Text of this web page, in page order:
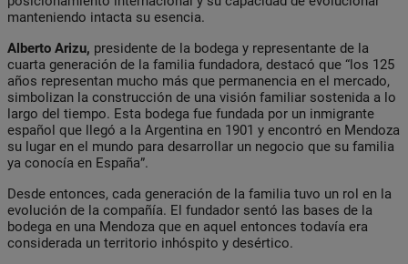
manteniendo intacta su esencia.
Alberto Arizu, presidente de la bodega y representante de la
cuarta generación de la familia fundadora, destacó que “los 125
años representan mucho más que permanencia en el mercado,
simbolizan la construcción de una visión familiar sostenida a lo
largo del tiempo. Esta bodega fue fundada por un inmigrante
español que llegó a la Argentina en 1901 y encontró en Mendoza
su lugar en el mundo para desarrollar un negocio que su familia
ya conocía en España”.
Desde entonces, cada generación de la familia tuvo un rol en la
evolución de la compañía. El fundador sentó las bases de la
bodega en una Mendoza que en aquel entonces todavía era
considerada un territorio inhóspito y desértico.